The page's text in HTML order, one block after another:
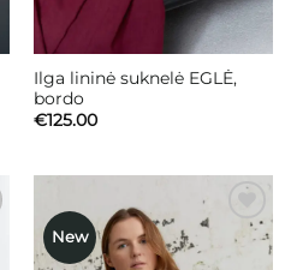
Ilga lininė suknelė EGLĖ,
bordo
€125.00
New